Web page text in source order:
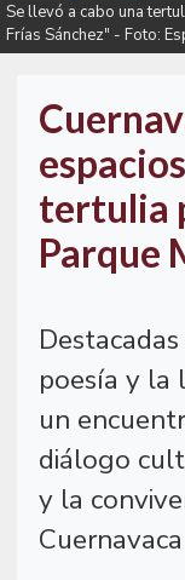
Se llevó a cabo una
Frías Sánchez" - Foto:
tertulia
Parque
poesía y la
un
diálogo
y la
Cuernavaca